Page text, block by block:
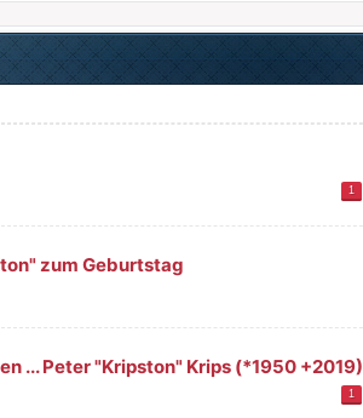
1
zum Geburtstag
... Peter "Kripston" Krips (*1950 +2019)
1